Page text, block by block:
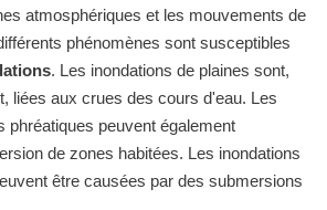
atmosphériques et les mouvements de
phénomènes sont susceptibles
. Les inondations de plaines sont,
liées aux crues des cours d'eau. Les
phréatiques peuvent également
de zones habitées. Les inondations
être causées par des submersions